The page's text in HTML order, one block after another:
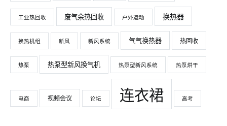
工业热回收 废气余热回收 户外运动 换热器
换热机组 新风 新风系统 气气换热器 热回收
热泵 热泵型新风换气机 热泵型新风系统 热泵烘干
电商 视频会议 论坛 连衣裙 高考